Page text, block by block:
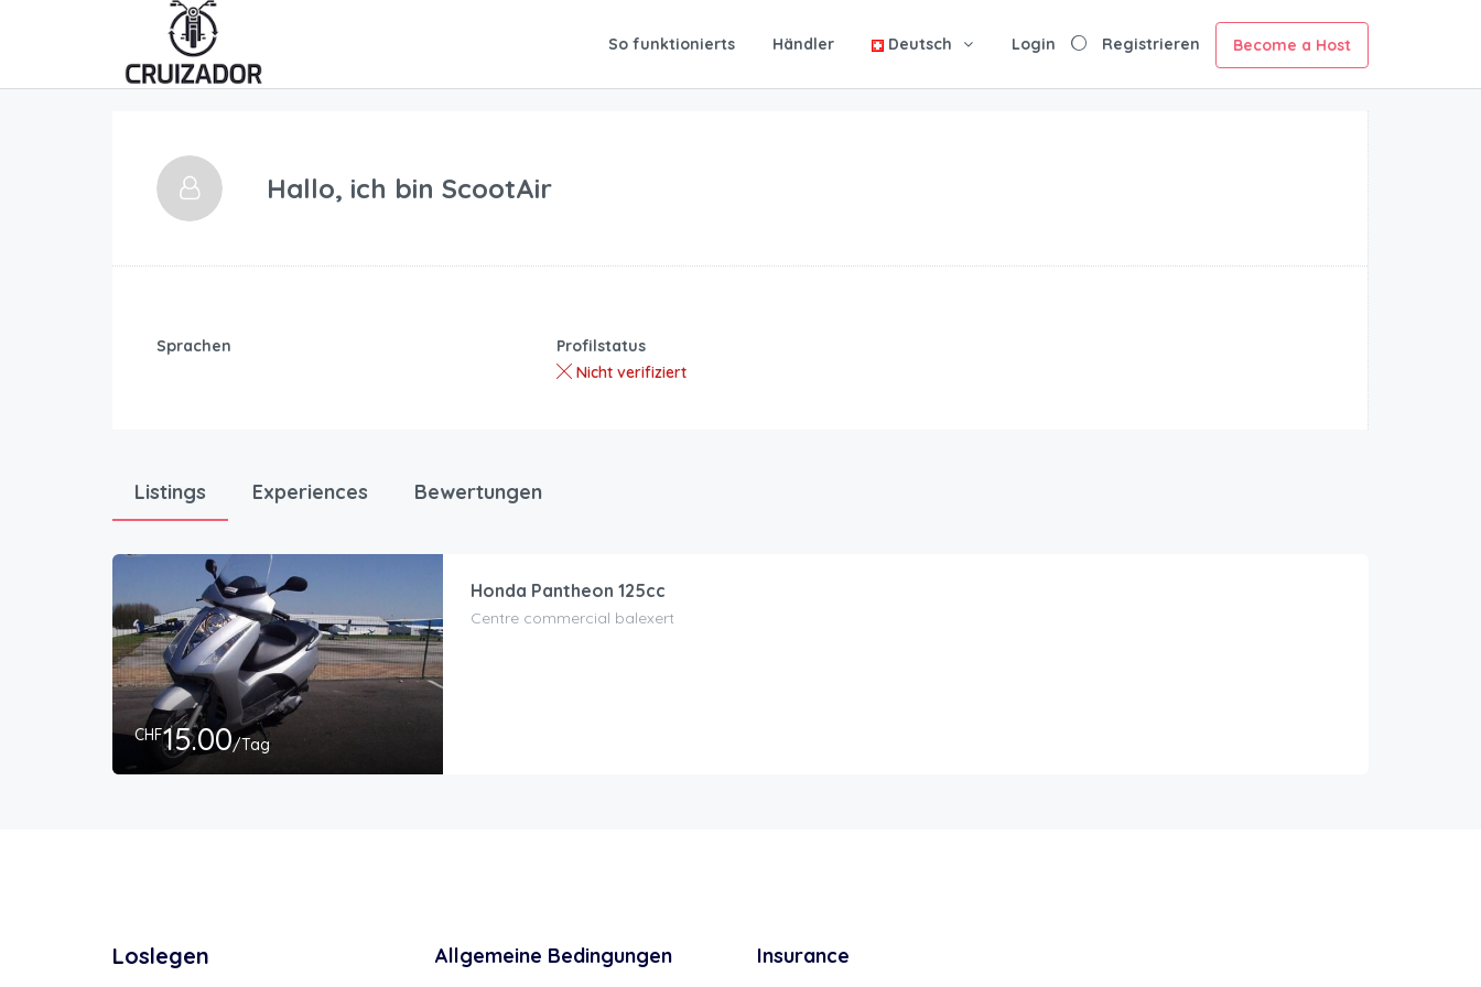
So funktionierts Händler Deutsch Login Registrieren Become a Host
Hallo, ich bin ScootAir
Sprachen
Profilstatus
Nicht verifiziert
Listings Experiences Bewertungen
CHF15.00/Tag
Honda Pantheon 125cc
Centre commercial balexert
Loslegen Allgemeine Bedingungen Insurance